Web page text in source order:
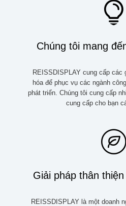
Chúng tôi mang
REISSDISPLAY cung cấp
hóa để phục vụ các ngành
phát triển. Chúng tôi cung cấp
cung cấp cho bạn
Giải pháp thân
REISSDISPLAY là một doanh